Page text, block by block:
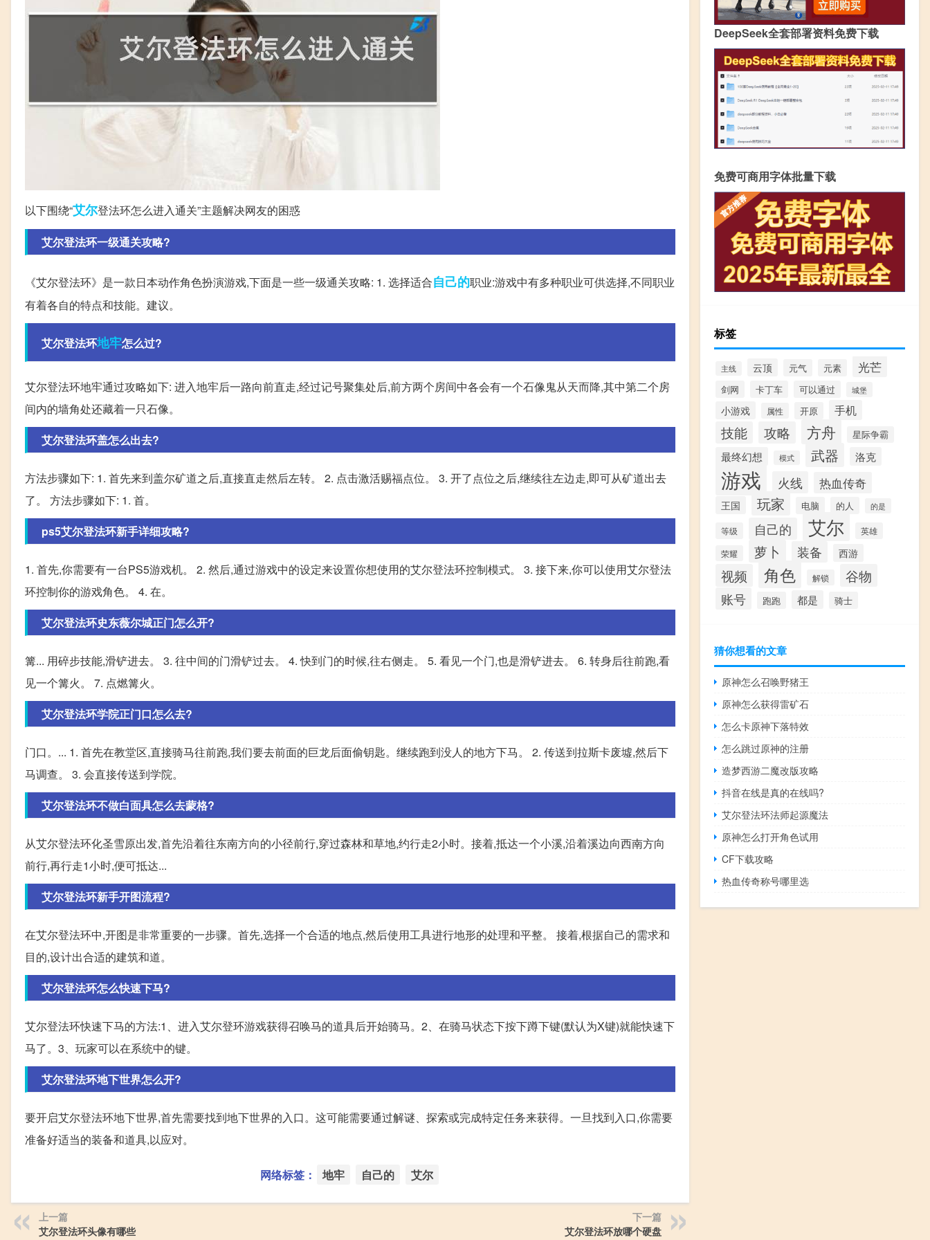
以下围绕“艾尔登法环怎么进入通关”主题解决网友的困惑
艾尔登法环一级通关攻略?
《艾尔登法环》是一款日本动作角色扮演游戏,下面是一些一级通关攻略: 1. 选择适合自己的职业:游戏中有多种职业可供选择,不同职业
有着各自的特点和技能。建议。
艾尔登法环地牢怎么过?
艾尔登法环地牢通过攻略如下: 进入地牢后一路向前直走,经过记号聚集处后,前方两个房间中各会有一个石像鬼从天而降,其中第二个房
间内的墙角处还藏着一只石像。
艾尔登法环盖怎么出去?
方法步骤如下: 1. 首先来到盖尔矿道之后,直接直走然后左转。 2. 点击激活赐福点位。 3. 开了点位之后,继续往左边走,即可从矿道出去
了。 方法步骤如下: 1. 首。
ps5艾尔登法环新手详细攻略?
1. 首先,你需要有一台PS5游戏机。 2. 然后,通过游戏中的设定来设置你想使用的艾尔登法环控制模式。 3. 接下来,你可以使用艾尔登法
环控制你的游戏角色。 4. 在。
艾尔登法环史东薇尔城正门怎么开?
篝... 用碎步技能,滑铲进去。 3. 往中间的门滑铲过去。 4. 快到门的时候,往右侧走。 5. 看见一个门,也是滑铲进去。 6. 转身后往前跑,看
见一个篝火。 7. 点燃篝火。
艾尔登法环学院正门口怎么去?
门口。... 1. 首先在教堂区,直接骑马往前跑,我们要去前面的巨龙后面偷钥匙。继续跑到没人的地方下马。 2. 传送到拉斯卡废墟,然后下
马调查。 3. 会直接传送到学院。
艾尔登法环不做白面具怎么去蒙格?
从艾尔登法环化圣雪原出发,首先沿着往东南方向的小径前行,穿过森林和草地,约行走2小时。接着,抵达一个小溪,沿着溪边向西南方向
前行,再行走1小时,便可抵达...
艾尔登法环新手开图流程?
在艾尔登法环中,开图是非常重要的一步骤。首先,选择一个合适的地点,然后使用工具进行地形的处理和平整。 接着,根据自己的需求和
目的,设计出合适的建筑和道。
艾尔登法环怎么快速下马?
艾尔登法环快速下马的方法:1、进入艾尔登环游戏获得召唤马的道具后开始骑马。2、在骑马状态下按下蹲下键(默认为X键)就能快速下
马了。3、玩家可以在系统中的键。
艾尔登法环地下世界怎么开?
要开启艾尔登法环地下世界,首先需要找到地下世界的入口。这可能需要通过解谜、探索或完成特定任务来获得。一旦找到入口,你需要
准备好适当的装备和道具,以应对。
网络标签： 地牢 自己的 艾尔
上一篇
艾尔登法环头像有哪些
下一篇
艾尔登法环放哪个硬盘
DeepSeek全套部署资料免费下载
免费可商用字体批量下载
标签
主线 云顶 元气 元素 光芒
剑网 卡丁车 可以通过 城堡
小游戏 属性 开原 手机
技能 攻略 方舟 星际争霸
最终幻想 模式 武器 洛克
游戏 火线 热血传奇
王国 玩家 电脑 的人 的是
等级 自己的 艾尔 英雄
荣耀 萝卜 装备 西游
视频 角色 解锁 谷物
账号 跑跑 都是 骑士
猜你想看的文章
原神怎么召唤野猪王
原神怎么获得雷矿石
怎么卡原神下落特效
怎么跳过原神的注册
造梦西游二魔改版攻略
抖音在线是真的在线吗?
艾尔登法环法师起源魔法
原神怎么打开角色试用
CF下载攻略
热血传奇称号哪里选